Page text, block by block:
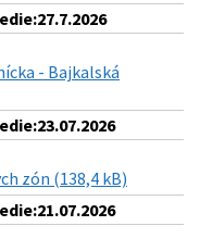
- Bajkalská
zón (138,4 kB)